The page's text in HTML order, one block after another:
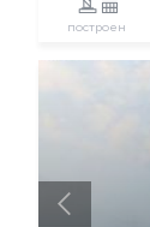
построен